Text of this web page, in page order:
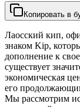
Копировать в
Лаосский кип,
знаком Kip,
дополнение к
существует
экономическая
его
Мы рассмотрим